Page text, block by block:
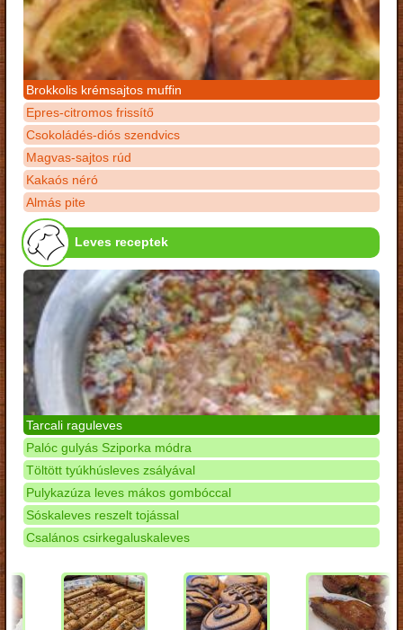
Brokkolis krémsajtos muffin
Epres-citromos frissítő
Csokoládés-diós szendvics
Magvas-sajtos rúd
Kakaós néró
Almás pite
Leves receptek
Tarcali raguleves
Palóc gulyás Sziporka módra
Töltött tyúkhúsleves zsályával
Pulykazúza leves mákos gombóccal
Sóskaleves reszelt tojással
Csalános csirkegaluskaleves